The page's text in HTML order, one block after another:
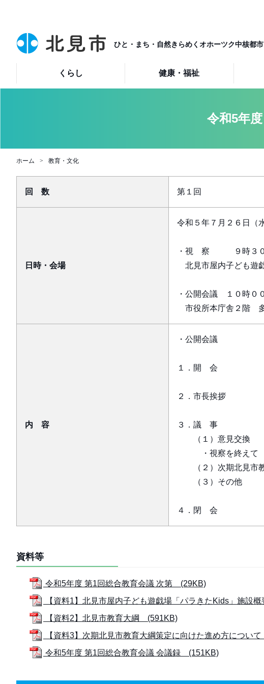
ひと・まち・自然きらめくオホーツク中核都市
くらし 健康・福祉
令和5年
ホーム 教育・文化
回 数 第１回
日時・会場
令和５年７月２６日（水
・視 察 ９時３０
北見市屋内子ども遊
・公開会議 １０時０
市役所本庁舎２階
内 容
・公開会議
１．開 会
２．市長挨拶
３．議 事
（１）意見交換
・視察を終えて
（２）次期北見市教
（３）その他
４．閉 会
資料等
令和5年度 第1回総合教育会議 次第 (29KB)
【資料1】北見市屋内子ども遊戯場「パラきたKids」施設
【資料2】北見市教育大綱 (591KB)
【資料3】次期北見市教育大綱策定に向けた進め方につい
令和5年度 第1回総合教育会議 会議録 (151KB)